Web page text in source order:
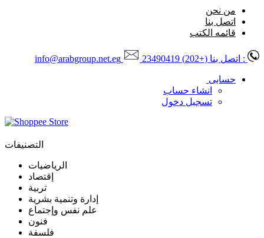
من نحن
اتصل بنا
قائمه الكتب
: اتصل بنا (+202) 23490419
info@arabgroup.net.eg
حسابى
انشاء حساب
تسجيل دخول
التصنيفات
الرياضيات
إقتصاد
تربية
إدارة وتنمية بشرية
علم نفس وإجتماع
فنون
فلسفة